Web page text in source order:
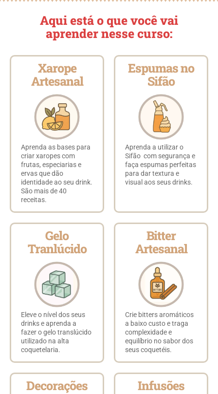
Aqui está o que você vai
aprender nesse curso:
Xarope
Artesanal
Aprenda as bases para
criar xaropes com
frutas, especiarias e
ervas que dão
identidade ao seu drink.
São mais de 40
receitas.
Espumas no
Sifão
Aprenda a utilizar o
Sifão com segurança e
faça espumas perfeitas
para dar textura e
visual aos seus drinks.
Gelo
Tranlúcido
Eleve o nível dos seus
drinks e aprenda a
fazer o gelo translúcido
utilizado na alta
coquetelaria.
Bitter
Artesanal
Crie bitters aromáticos
a baixo custo e traga
complexidade e
equilíbrio no sabor dos
seus coquetéis.
Decorações Infusões